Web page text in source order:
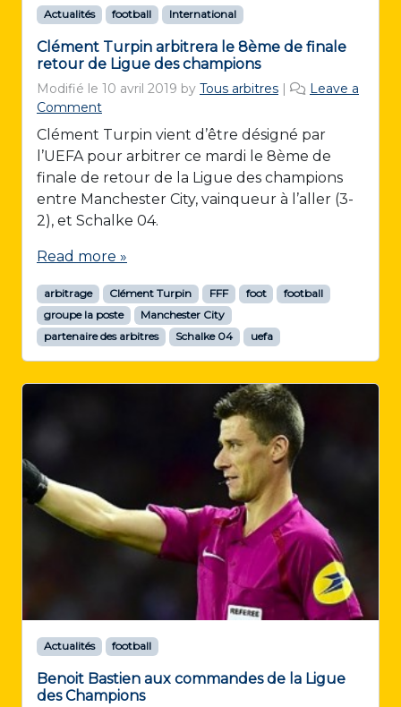
Actualités football International
Clément Turpin arbitrera le 8ème de finale
retour de Ligue des champions
Modifié le 10 avril 2019 by Tous arbitres
Leave a
Comment
Clément Turpin vient d’être désigné par
l’UEFA pour arbitrer ce mardi le 8ème de
finale de retour de la Ligue des champions
entre Manchester City, vainqueur à l’aller (3-
2), et Schalke 04.
Read more »
arbitrage Clément Turpin FFF foot
football
groupe la poste
Manchester City
partenaire des arbitres
Schalke 04 uefa
Actualités football
Benoit Bastien aux commandes de la Ligue
des Champions